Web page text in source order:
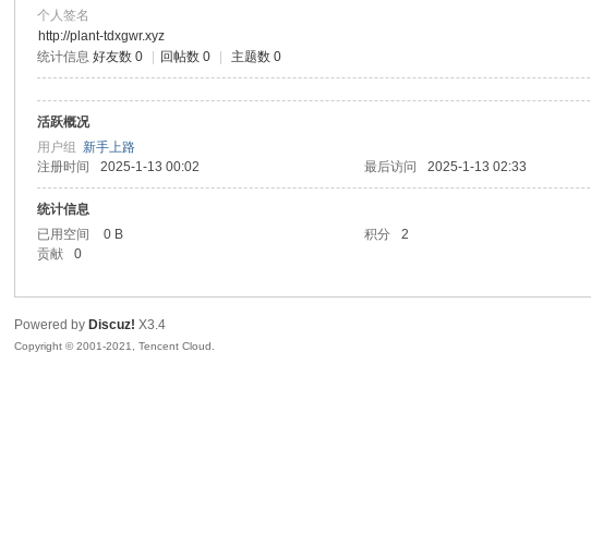
个人签名
http://plant-tdxgwr.xyz
统计信息 好友数 0 回帖数 0 主题数 0
活跃概况
用户组新手上路
注册时间
2025-1-13 00:02 最后访问 2025-1-13 02:33
统计信息
已用空间
0 B 积分 2
贡献
0
Powered by Discuz! X3.4
Copyright © 2001-2021, Tencent Cloud.